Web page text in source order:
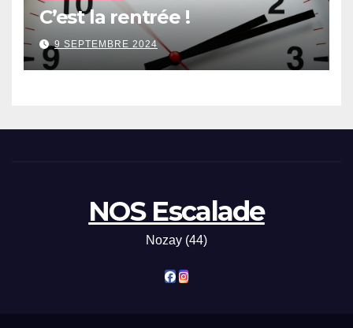
C’est la rentrée !
9 SEPTEMBRE 2024
NOS Escalade
Nozay (44)